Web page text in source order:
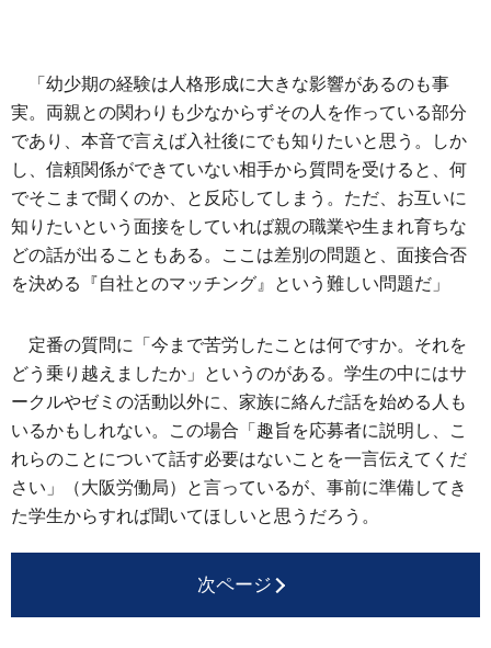
「幼少期の経験は人格形成に大きな影響があるのも事
実。両親との関わりも少なからずその人を作っている部分
であり、本音で言えば入社後にでも知りたいと思う。しか
し、信頼関係ができていない相手から質問を受けると、何
でそこまで聞くのか、と反応してしまう。ただ、お互いに
知りたいという面接をしていれば親の職業や生まれ育ちな
どの話が出ることもある。ここは差別の問題と、面接合否
を決める『自社とのマッチング』という難しい問題だ」
定番の質問に「今まで苦労したことは何ですか。それを
どう乗り越えましたか」というのがある。学生の中にはサ
ークルやゼミの活動以外に、家族に絡んだ話を始める人も
いるかもしれない。この場合「趣旨を応募者に説明し、こ
れらのことについて話す必要はないことを一言伝えてくだ
さい」（大阪労働局）と言っているが、事前に準備してき
た学生からすれば聞いてほしいと思うだろう。
次ページ